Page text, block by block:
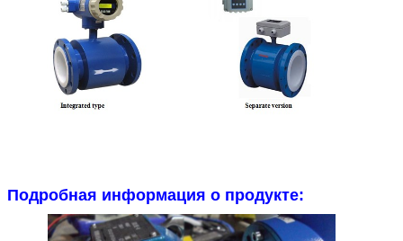
а также окислимые соли, такие как
Fe+++, Cu++aSt и морская вода
Применяется в морской воде,хлоридах,
гипохлоритной соли,окислительной
Не устойчивы к чистой редуцирующей
кислоте (например, серной кислоте,
соляной кислоте)
Подробная информация о продукте: